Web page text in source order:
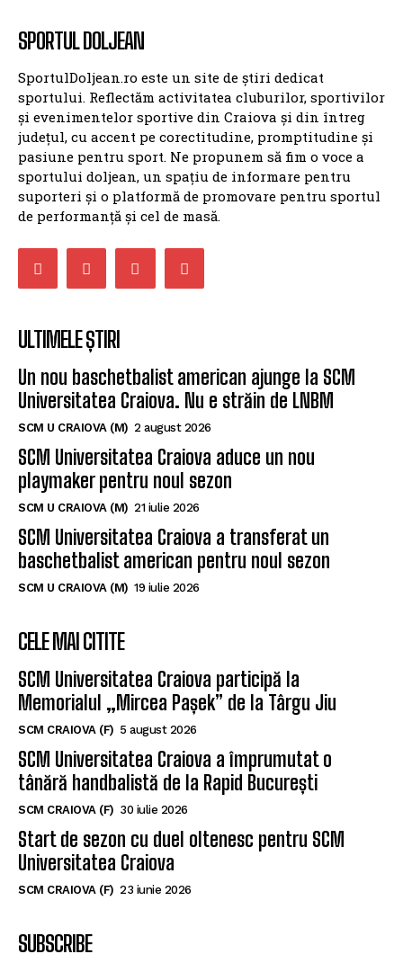
SPORTUL DOLJEAN
SportulDoljean.ro este un site de știri dedicat
sportului. Reflectăm activitatea cluburilor, sportivilor
și evenimentelor sportive din Craiova și din întreg
județul, cu accent pe corectitudine, promptitudine și
pasiune pentru sport. Ne propunem să fim o voce a
sportului doljean, un spațiu de informare pentru
suporteri și o platformă de promovare pentru sportul
de performanță și cel de masă.
ULTIMELE ȘTIRI
Un nou baschetbalist american ajunge la SCM
Universitatea Craiova. Nu e străin de LNBM
SCM U CRAIOVA (M) 2 august 2026
SCM Universitatea Craiova aduce un nou
playmaker pentru noul sezon
SCM U CRAIOVA (M) 21 iulie 2026
SCM Universitatea Craiova a transferat un
baschetbalist american pentru noul sezon
CELE MAI CITITE
SCM Universitatea Craiova participă la
Memorialul „Mircea Pașek” de la Târgu Jiu
SCM CRAIOVA (F) 5 august 2026
SCM Universitatea Craiova a împrumutat o
tânără handbalistă de la Rapid București
SCM CRAIOVA (F) 30 iulie 2026
Start de sezon cu duel oltenesc pentru SCM
Universitatea Craiova